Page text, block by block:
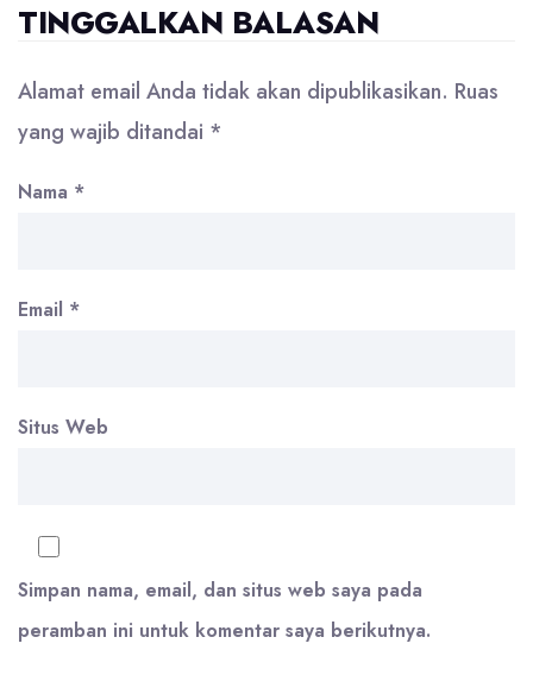
TINGGALKAN BALASAN
Alamat email Anda tidak akan dipublikasikan. Ruas
yang wajib ditandai *
Nama *
Email *
Situs Web
Simpan nama, email, dan situs web saya pada
peramban ini untuk komentar saya berikutnya.